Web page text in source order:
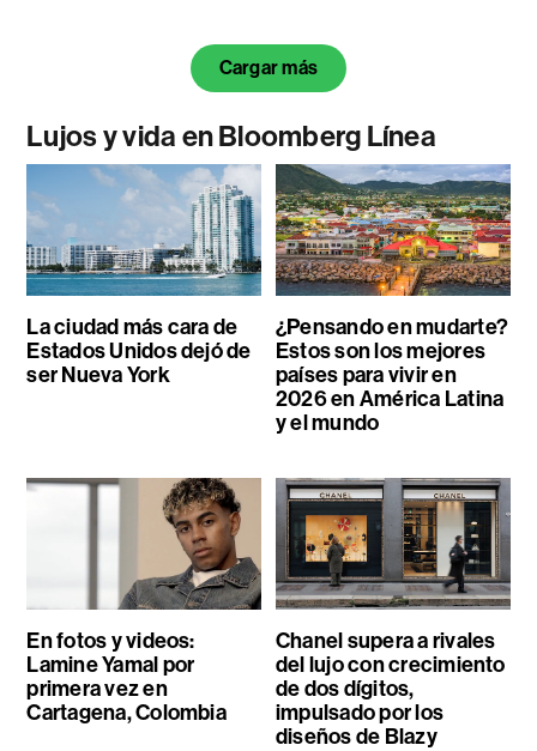
Cargar más
Lujos y vida en Bloomberg Línea
La ciudad más cara de
Estados Unidos dejó de
ser Nueva York
¿Pensando en mudarte?
Estos son los mejores
países para vivir en
2026 en América Latina
y el mundo
En fotos y videos:
Lamine Yamal por
primera vez en
Cartagena, Colombia
Chanel supera a rivales
del lujo con crecimiento
de dos dígitos,
impulsado por los
diseños de Blazy